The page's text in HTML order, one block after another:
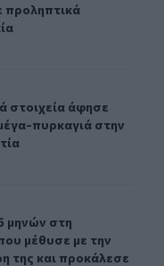
προληπτικά
της η μέγα-
στοιχεία άφησε πίσω
στοιχεία άφησε
πυρκαγιά στην
που μέθυσε με την
μηνών στη Βρετανίδα
μηνών στη
μέθυσε με την
της και προκάλεσε